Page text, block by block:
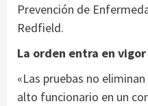
Prevención de
Redfield.
La orden entra en
«Las pruebas no
alto funcionario en un